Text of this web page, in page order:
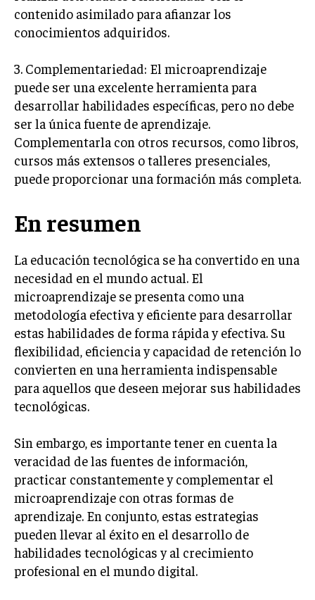
contenido asimilado para afianzar los
conocimientos adquiridos.
3. Complementariedad: El microaprendizaje
puede ser una excelente herramienta para
desarrollar habilidades específicas, pero no debe
ser la única fuente de aprendizaje.
Complementarla con otros recursos, como libros,
cursos más extensos o talleres presenciales,
puede proporcionar una formación más completa.
En resumen
La educación tecnológica se ha convertido en una
necesidad en el mundo actual. El
microaprendizaje se presenta como una
metodología efectiva y eficiente para desarrollar
estas habilidades de forma rápida y efectiva. Su
flexibilidad, eficiencia y capacidad de retención lo
convierten en una herramienta indispensable
para aquellos que deseen mejorar sus habilidades
tecnológicas.
Sin embargo, es importante tener en cuenta la
veracidad de las fuentes de información,
practicar constantemente y complementar el
microaprendizaje con otras formas de
aprendizaje. En conjunto, estas estrategias
pueden llevar al éxito en el desarrollo de
habilidades tecnológicas y al crecimiento
profesional en el mundo digital.